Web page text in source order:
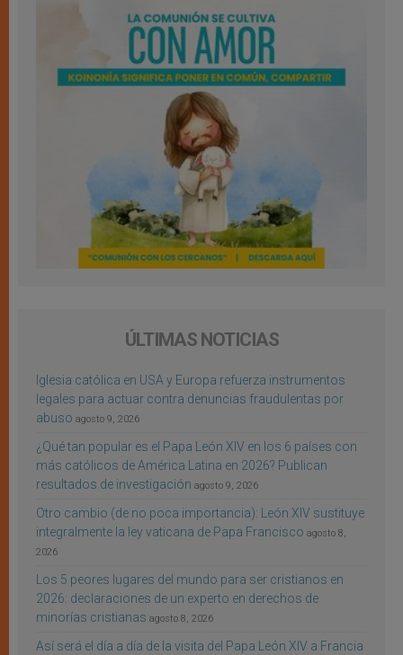
ÚLTIMAS NOTICIAS
Iglesia católica en USA y Europa refuerza instrumentos
legales para actuar contra denuncias fraudulentas por
abuso agosto 9, 2026
¿Qué tan popular es el Papa León XIV en los 6 países con
más católicos de América Latina en 2026? Publican
resultados de investigación agosto 9, 2026
Otro cambio (de no poca importancia): León XIV sustituye
integralmente la ley vaticana de Papa Francisco agosto 8,
2026
Los 5 peores lugares del mundo para ser cristianos en
2026: declaraciones de un experto en derechos de
minorías cristianas agosto 8, 2026
Así será el día a día de la visita del Papa León XIV a Francia